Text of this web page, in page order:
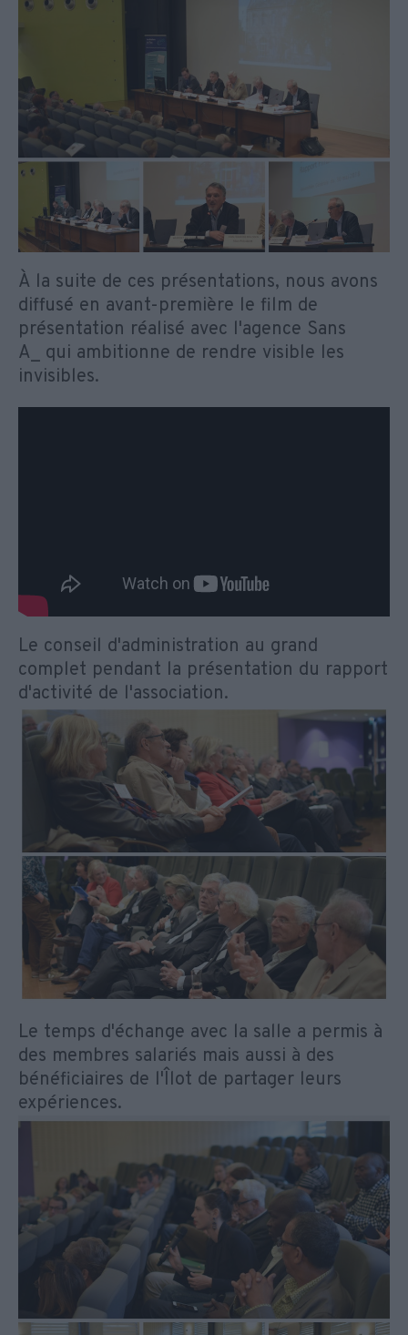
À la suite de ces présentations, nous avons
diffusé en avant-première le film de
présentation réalisé avec l'agence Sans
A_ qui ambitionne de rendre visible les
invisibles.
Le conseil d'administration au grand
complet pendant la présentation du rapport
d'activité de l'association.
Le temps d'échange avec la salle a permis à
des membres salariés mais aussi à des
bénéficiaires de l'Îlot de partager leurs
expériences.